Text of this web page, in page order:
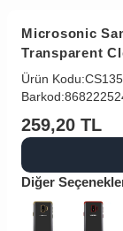
Microsonic
Transparent
Ürün Kodu:
Barkod:
259,20 TL
Diğer